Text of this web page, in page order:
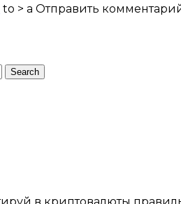
to > a Отправить
Search